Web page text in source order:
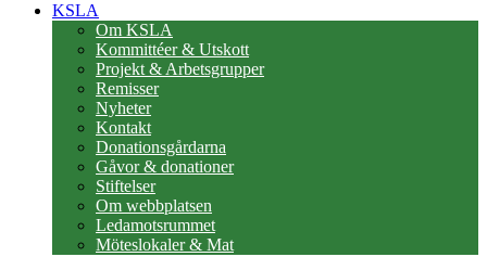
KSLA
Om KSLA
Kommittéer & Utskott
Projekt & Arbetsgrupper
Remisser
Nyheter
Kontakt
Donationsgårdarna
Gåvor & donationer
Stiftelser
Om webbplatsen
Ledamotsrummet
Möteslokaler & Mat